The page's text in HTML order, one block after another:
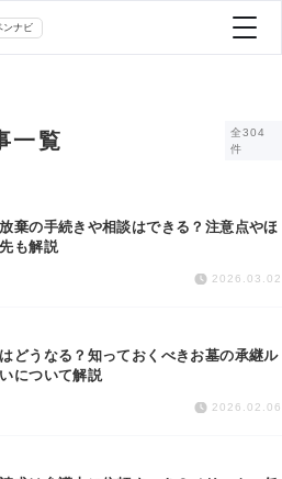
ンナビ
の方へ
一覧
全304
件
棄の手続きや相談はできる？注意点やほ
も解説
2026.03.02
どうなる？知っておくべきお墓の承継ル
について解説
2026.02.06